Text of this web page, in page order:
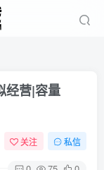
经营|容量
关注 私信